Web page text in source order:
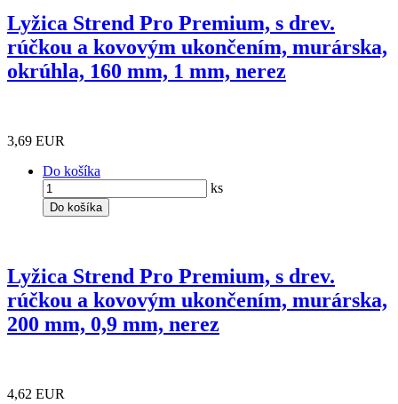
Lyžica Strend Pro Premium, s drev.
rúčkou a kovovým ukončením, murárska,
okrúhla, 160 mm, 1 mm, nerez
3,69 EUR
Do košíka
ks
Do košíka
Lyžica Strend Pro Premium, s drev.
rúčkou a kovovým ukončením, murárska,
200 mm, 0,9 mm, nerez
4,62 EUR